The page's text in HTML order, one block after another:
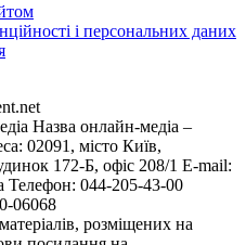
і персональних даних
Назва онлайн-медіа –
02091, місто Київ,
172-Б, офіс 208/1 E-mail:
Телефон: 044-205-43-00
06068
розміщених на